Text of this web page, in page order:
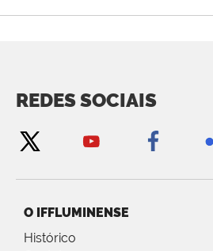
REDES SOCIAIS
O IFFLUMINENSE
Histórico